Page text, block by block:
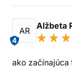
AR
4
Alžbeta
ako začínajúca